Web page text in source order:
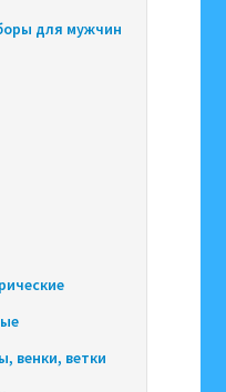
для мужчин
венки, ветки